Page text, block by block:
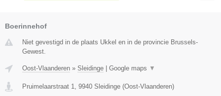
Boerinnehof
Niet gevestigd in de plaats Ukkel en in de provincie Brussels-
Gewest.
Oost-Vlaanderen » Sleidinge Google maps ▼
Pruimelaarstraat 1, 9940 Sleidinge (Oost-Vlaanderen)